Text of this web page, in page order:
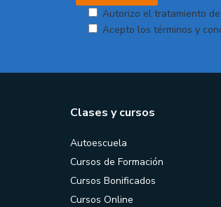
Autorizo el tratamiento
Acepto los términos y
Clases y cursos
Autoescuela
Cursos de Formación
Cursos Bonificados
Cursos Online